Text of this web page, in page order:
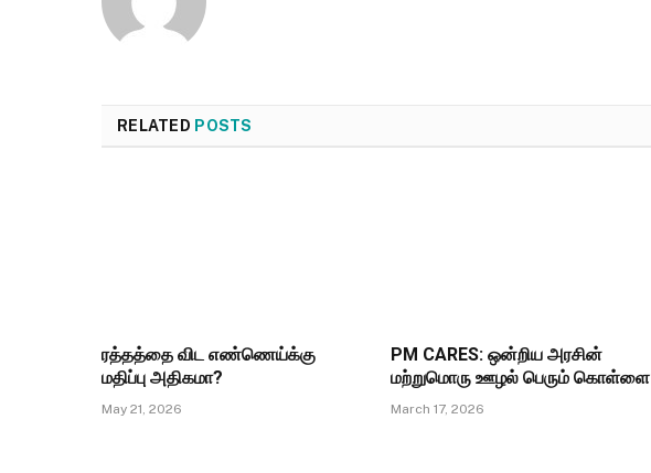
RELATED POSTS
ரத்தத்தை விட எண்ணெய்க்கு
மதிப்பு அதிகமா?
May 21, 2026
PM CARES: ஒன்றிய அரசின்
மற்றுமொரு ஊழல் பெரும் கொள்ளை
March 17, 2026